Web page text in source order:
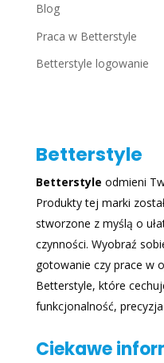
Blog
Praca w Betterstyle
Betterstyle logowanie
Betterstyle
Betterstyle odmieni
Produkty tej marki
stworzone z myślą o
czynności. Wyobraź
gotowanie czy prace w
Betterstyle, które
funkcjonalność,
Ciekawe